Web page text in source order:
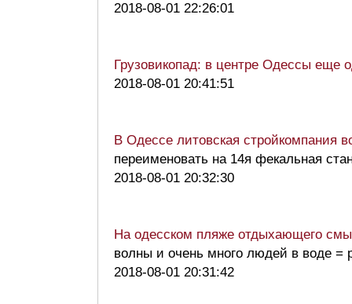
2018-08-01 22:26:01
Грузовикопад: в центре Одессы еще
2018-08-01 20:41:51
В Одессе литовская стройкомпания
переименовать на 14я фекальная
2018-08-01 20:32:30
На одесском пляже отдыхающего
волны и очень много людей в воде
2018-08-01 20:31:42